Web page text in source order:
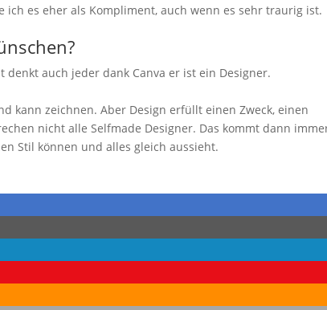
ich es eher als Kompliment, auch wenn es sehr traurig ist.
auch jeder dank Canva er ist ein Designer.
kann zeichnen. Aber Design erfüllt einen Zweck, einen
nicht alle Selfmade Designer. Das kommt dann
Stil können und alles gleich aussieht.